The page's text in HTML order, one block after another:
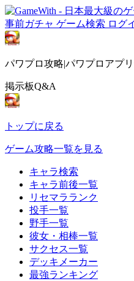
事前ガチャ ゲーム検索 ログ
パワプロ攻略|パワプロアプ
掲示板Q&A
トップに戻る
ゲーム攻略一覧を見る
キャラ検索
キャラ前後一覧
リセマラランク
投手一覧
野手一覧
彼女・相棒一覧
サクセス一覧
デッキメーカー
最強ランキング